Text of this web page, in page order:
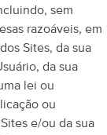
sem
razoáveis, em
Sites, da sua
da sua
lei ou
ou
e/ou da sua